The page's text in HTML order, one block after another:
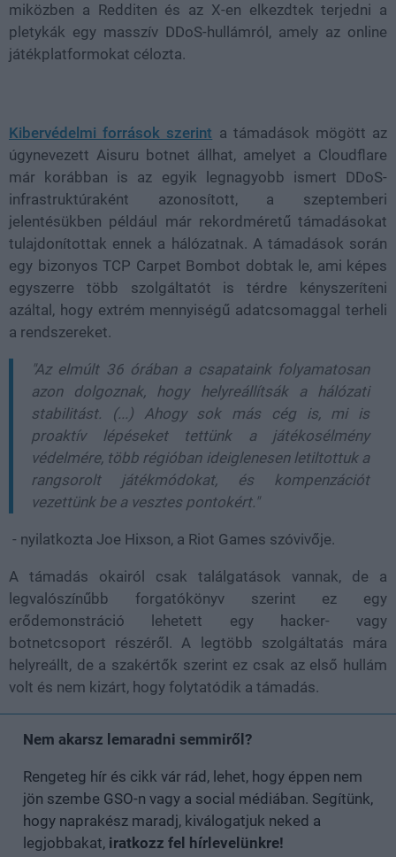
miközben a Redditen és az X-en elkezdtek terjedni a
pletykák egy masszív DDoS-hullámról, amely az online
játékplatformokat célozta.
Kibervédelmi források szerint a támadások mögött az
úgynevezett Aisuru botnet állhat, amelyet a Cloudflare
már korábban is az egyik legnagyobb ismert DDoS-
infrastruktúraként azonosított, a szeptemberi
jelentésükben például már rekordméretű támadásokat
tulajdonítottak ennek a hálózatnak. A támadások során
egy bizonyos TCP Carpet Bombot dobtak le, ami képes
egyszerre több szolgáltatót is térdre kényszeríteni
azáltal, hogy extrém mennyiségű adatcsomaggal terheli
a rendszereket.
"Az elmúlt 36 órában a csapataink folyamatosan
azon dolgoznak, hogy helyreállítsák a hálózati
stabilitást. (...) Ahogy sok más cég is, mi is
proaktív lépéseket tettünk a játékosélmény
védelmére, több régióban ideiglenesen letiltottuk a
rangsorolt játékmódokat, és kompenzációt
vezettünk be a vesztes pontokért."
- nyilatkozta Joe Hixson, a Riot Games szóvivője.
A támadás okairól csak találgatások vannak, de a
legvalószínűbb forgatókönyv szerint ez egy
erődemonstráció lehetett egy hacker- vagy
botnetcsoport részéről. A legtöbb szolgáltatás mára
helyreállt, de a szakértők szerint ez csak az első hullám
volt és nem kizárt, hogy folytatódik a támadás.
Nem akarsz lemaradni semmiről?
Rengeteg hír és cikk vár rád, lehet, hogy éppen nem
jön szembe GSO-n vagy a social médiában. Segítünk,
hogy naprakész maradj, kiválogatjuk neked a
legjobbakat, iratkozz fel hírlevelünkre!